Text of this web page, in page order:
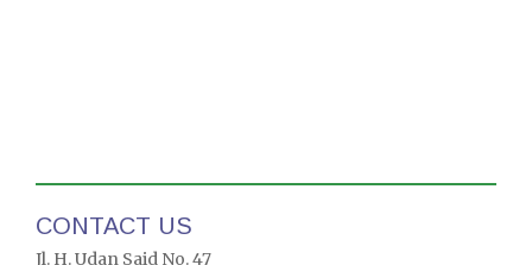
CONTACT US
Jl. H. Udan Said No. 47